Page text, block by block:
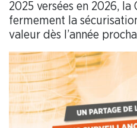
2025 versées en 2026, la
fermement la
valeur dès l’année